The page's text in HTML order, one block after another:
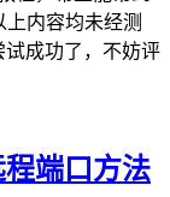
内容均未经测
成功了，不妨评
端口方法